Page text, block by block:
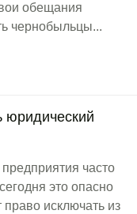
обещания
чернобыльцы...
юридический
часто
это опасно
исключать из